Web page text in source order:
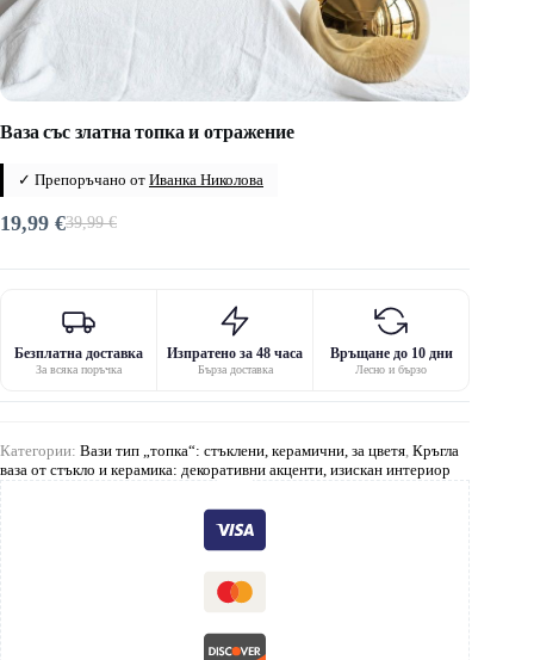
Ваза със златна топка и отражение
✓ Препоръчано от Иванка Николова
39,99€
Original
39,99 €.
19,99 €
Текущата
19,99 €.
Безплатна доставка
За всяка поръчка
Изпратено за 48 часа
Бърза доставка
Връщане до 10 дни
Лесно и бързо
Категории: Вази тип „топка“: стъклени, керамични, за цветя Кръгла
ваза от стъкло и керамика: декоративни акценти, изискан интериор